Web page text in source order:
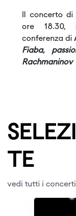
Il concerto
ore 18.30,
conferenza di
Fiaba,
Rachmaninov
TE
vedi tutti i concerti